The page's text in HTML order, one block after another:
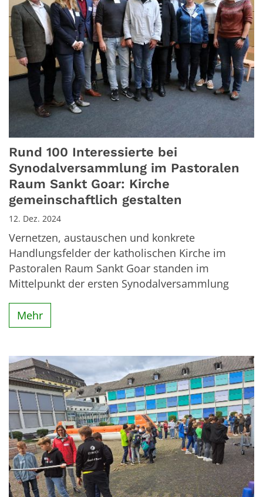
Rund 100 Interessierte bei
Synodalversammlung im Pastoralen
Raum Sankt Goar: Kirche
gemeinschaftlich gestalten
12. Dez. 2024
Vernetzen, austauschen und konkrete
Handlungsfelder der katholischen Kirche im
Pastoralen Raum Sankt Goar standen im
Mittelpunkt der ersten Synodalversammlung
Mehr